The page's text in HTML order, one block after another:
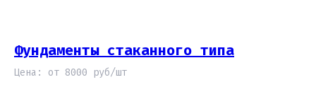
Фундаменты стаканного типа
Цена: от 8000 руб/шт